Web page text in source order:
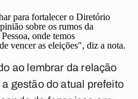
para fortalecer o Diretório
sobre os rumos da
onde temos
vencer as eleições", diz a nota.
ao lembrar da relação
gestão do atual prefeito